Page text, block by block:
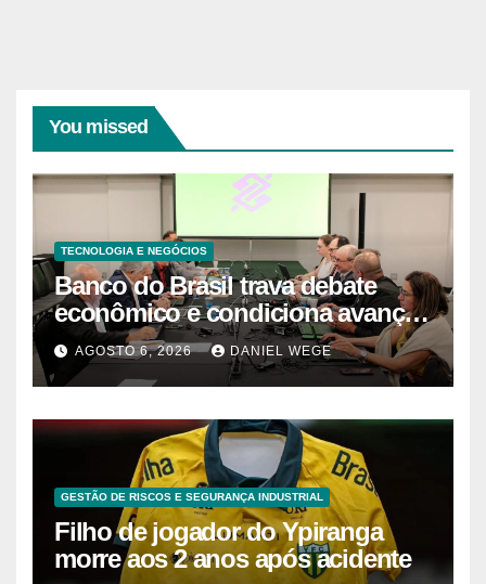
You missed
TECNOLOGIA E NEGÓCIOS
Banco do Brasil trava debate
econômico e condiciona avanços
à decisão da Fenaban | Contec
Brasil
AGOSTO 6, 2026 DANIEL WEGE
GESTÃO DE RISCOS E SEGURANÇA INDUSTRIAL
Filho de jogador do Ypiranga
morre aos 2 anos após acidente